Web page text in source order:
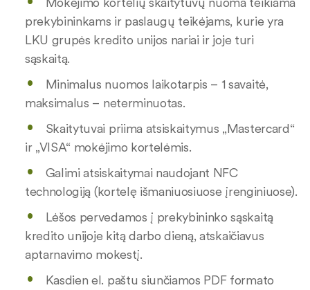
prekybininkams ir paslaugų teikėjams, kurie yra
LKU grupės kredito unijos nariai ir joje turi
sąskaitą.
Minimalus nuomos laikotarpis – 1 savaitė,
maksimalus – neterminuotas.
Skaitytuvai priima atsiskaitymus „Mastercard“
ir „VISA“ mokėjimo kortelėmis.
Galimi atsiskaitymai naudojant NFC
technologiją (kortelę išmaniuosiuose įrenginiuose).
Lėšos pervedamos į prekybininko sąskaitą
kredito unijoje kitą darbo dieną, atskaičiavus
aptarnavimo mokestį.
Kasdien el. paštu siunčiamos PDF formato